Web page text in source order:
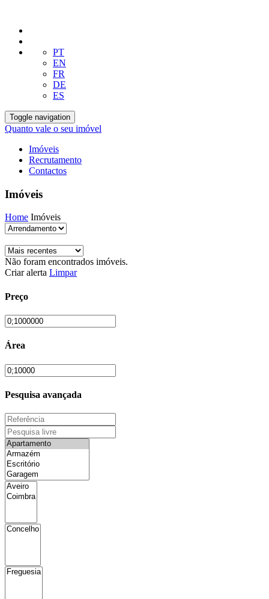
PT
EN
FR
DE
ES
Toggle navigation
Quanto vale o seu imóvel
Imóveis
Recrutamento
Contactos
Imóveis
Home Imóveis
Não foram encontrados imóveis.
Criar alerta Limpar
Preço
Área
Pesquisa avançada